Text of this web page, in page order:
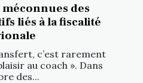
des
liés à la fiscalité
c’est rarement
au coach ». Dans
des...